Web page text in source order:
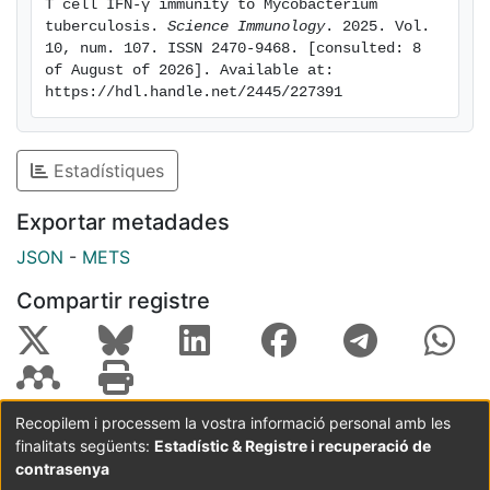
T cell IFN-γ immunity to Mycobacterium
tuberculosis. Science Immunology. 2025. Vol.
10, num. 107. ISSN 2470-9468. [consulted: 8
of August of 2026]. Available at:
https://hdl.handle.net/2445/227391
Estadístiques
Exportar metadades
JSON - METS
Compartir registre
Coordinació:CRAI UB Avís legal
Metadades
subjectes a:
Recopilem i processem la vostra informació personal amb les
finalitats següents: Estadístic & Registre i recuperació de
contrasenya